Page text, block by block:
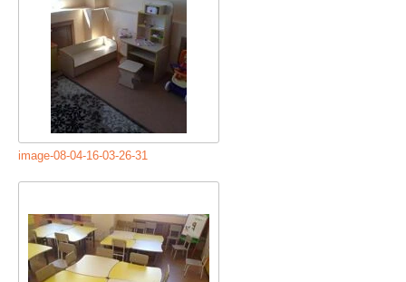
image-08-04-16-03-26-31